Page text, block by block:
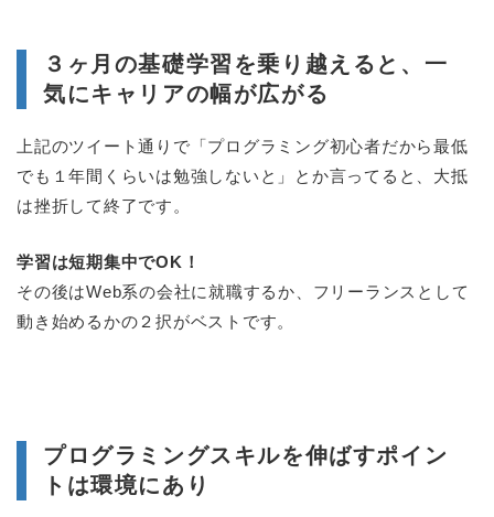
３ヶ月の基礎学習を乗り越えると、一
気にキャリアの幅が広がる
上記のツイート通りで「プログラミング初心者だから最低
でも１年間くらいは勉強しないと」とか言ってると、大抵
は挫折して終了です。
学習は短期集中でOK！
その後はWeb系の会社に就職するか、フリーランスとして
動き始めるかの２択がベストです。
プログラミングスキルを伸ばすポイン
トは環境にあり